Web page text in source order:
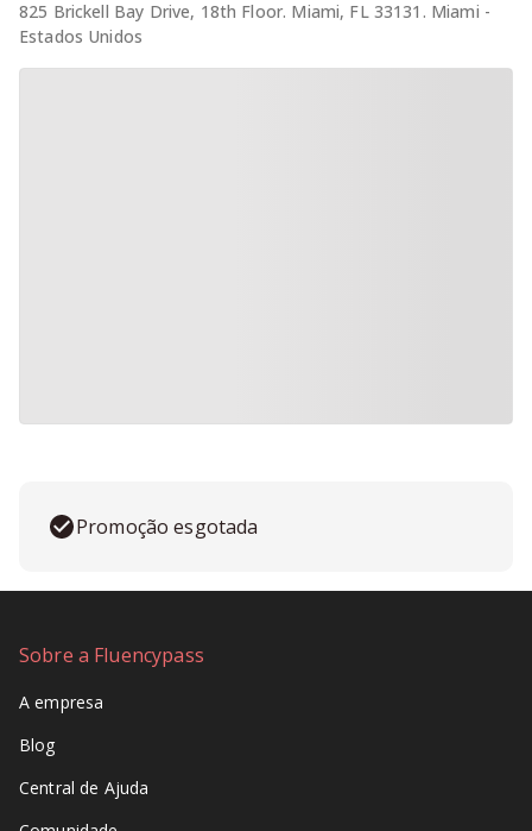
825 Brickell Bay Drive, 18th Floor. Miami, FL 33131. Miami -
Estados Unidos
Promoção esgotada
Sobre a Fluencypass
A empresa
Blog
Central de Ajuda